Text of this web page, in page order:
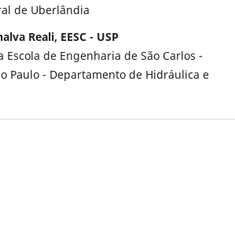
de Uberlândia
Reali, EESC - USP
Escola de Engenharia de São Carlos -
Paulo - Departamento de Hidráulica e